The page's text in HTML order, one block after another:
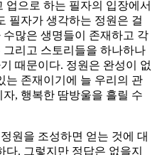
업으로 하는 필자의 입장에서
필자가 생각하는 정원은 걸
많은 생명들이 존재하고 각
리고 스토리들을 하나하나
때문이다. 정원은 완성이 없
는 존재이기에 늘 우리의 관
, 행복한 땀방울을 흘릴 수
원을 조성하면 얻는 것에 대
. 그렇지만 정답은 없을지